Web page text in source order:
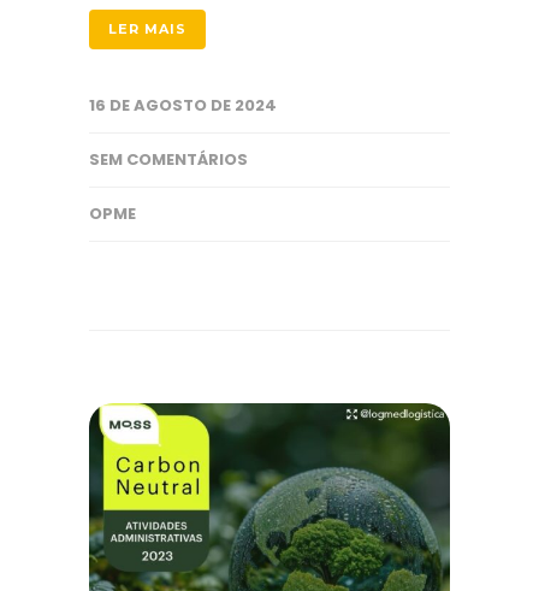
LER MAIS
16 DE AGOSTO DE 2024
SEM COMENTÁRIOS
OPME